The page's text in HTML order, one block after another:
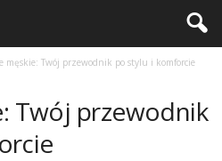
męskie: Twój przewodnik po stylu i komforcie
Twój przewodnik